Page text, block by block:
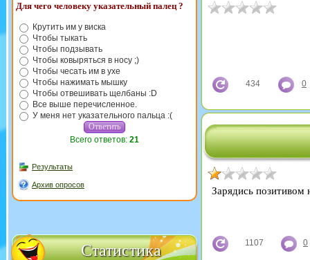
Для чего человеку указательный палец ?
Крутить им у виска
Чтобы тыкать
Чтобы подзывать
Чтобы ковыряться в носу ;)
Чтобы чесать им в ухе
Чтобы нажимать мышку
Чтобы отвешивать щелбаны :D
Все выше перечисленное.
У меня нет указательного пальца :(
Всего ответов: 21
Результаты
Архив опросов
Статистика
434 0
Зарядись
1107 0